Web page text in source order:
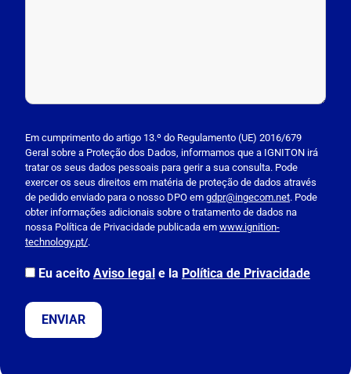
l
e
a
s
e
l
e
a
e
Em cumprimento do artigo 13.º do Regulamento (UE) 2016/679
Geral sobre a Proteção dos Dados, informamos que a IGNITON irá
tratar os seus dados pessoais para gerir a sua consulta. Pode
exercer os seus direitos em matéria de proteção de dados através
de pedido enviado para o nosso DPO em gdpr@ingecom.net. Pode
obter informações adicionais sobre o tratamento de dados na
nossa Política de Privacidade publicada em www.ignition-
technology.pt/.
Eu aceito Aviso legal e la Política de Privacidade